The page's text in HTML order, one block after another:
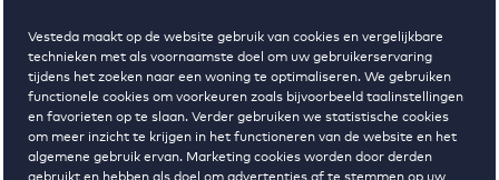
Vesteda maakt op de website gebruik van cookies en vergelijkbare
technieken met als voornaamste doel om uw gebruikerservaring
tijdens het zoeken naar een woning te optimaliseren. We gebruiken
functionele cookies om voorkeuren zoals bijvoorbeeld taalinstellingen
en favorieten op te slaan. Verder gebruiken we statistische cookies
om meer inzicht te krijgen in het functioneren van de website en het
algemene gebruik ervan. Marketing cookies worden door derden
Fabiola 4